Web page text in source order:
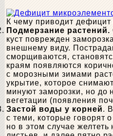
К чему приводит
Подмерзание растений.
куст поврежден
внешнему виду.
сморщиваются,
краям появляются
с морозными зимами
укрытие, которое
минуют заморозки, но до
вегетации (появления
Застой воды у корней.
с теми, которые говорят
но в этом случае желтеть